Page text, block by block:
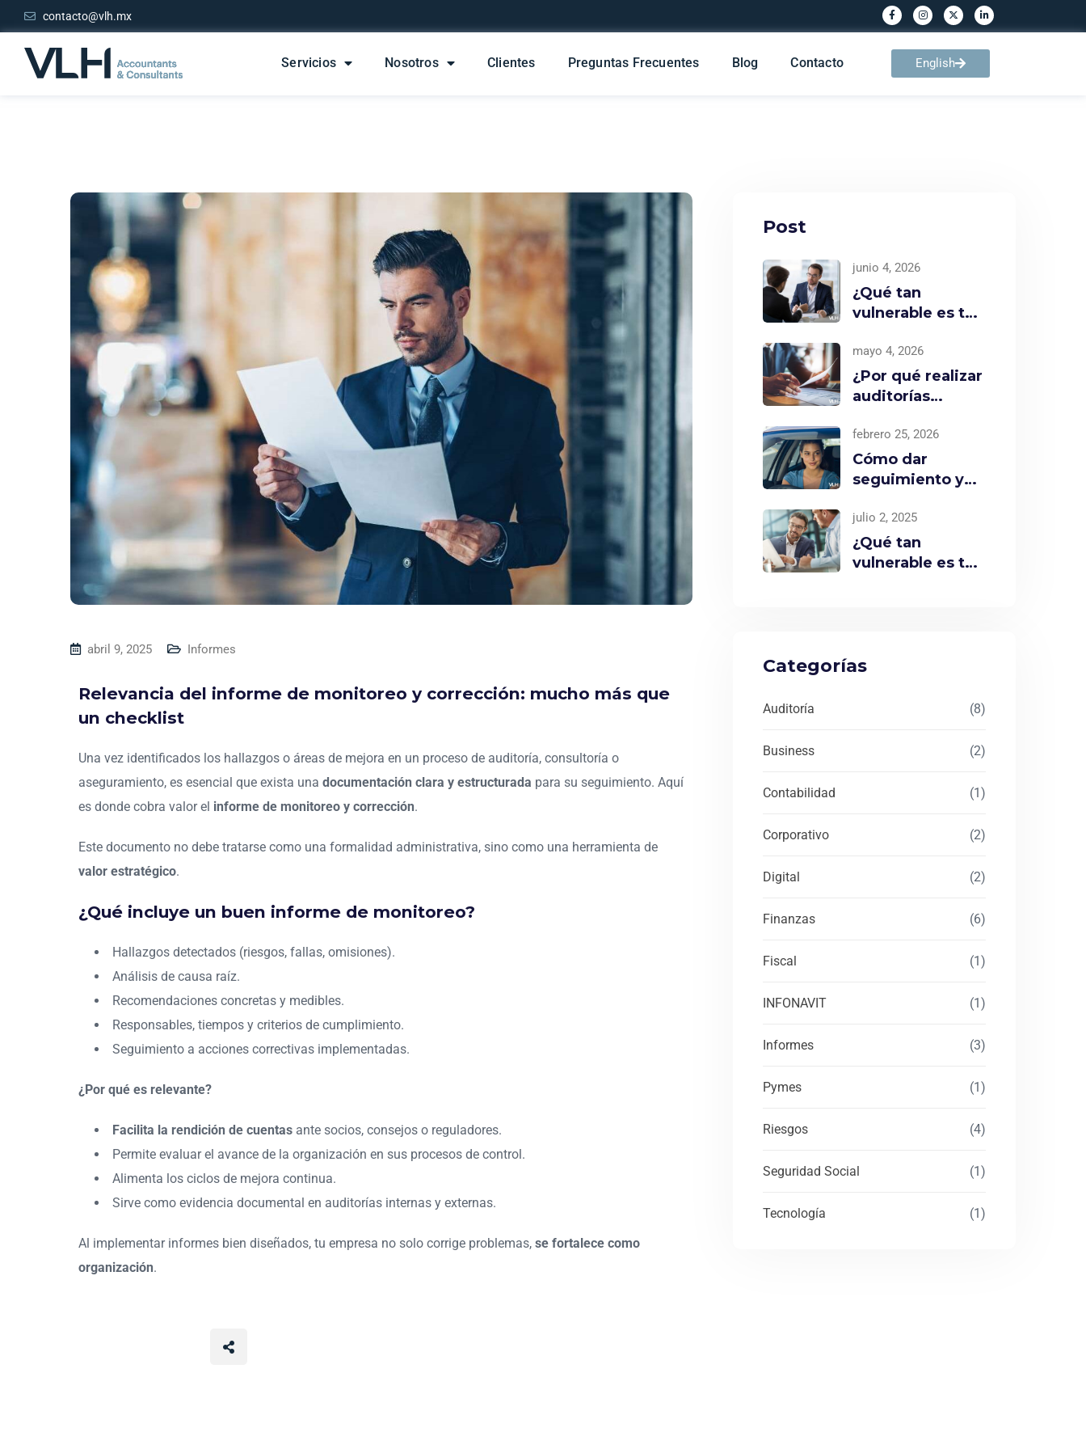
contacto@vlh.mx
Servicios Nosotros Clientes Preguntas Frecuentes Blog Contacto English
abril 9, 2025 Informes
Relevancia del informe de monitoreo y corrección: mucho más que
un checklist
Una vez identificados los hallazgos o áreas de mejora en un proceso de auditoría, consultoría o
aseguramiento, es esencial que exista una documentación clara y estructurada para su seguimiento. Aquí
es donde cobra valor el informe de monitoreo y corrección.
Este documento no debe tratarse como una formalidad administrativa, sino como una herramienta de
valor estratégico.
¿Qué incluye un buen informe de monitoreo?
Hallazgos detectados (riesgos, fallas, omisiones).
Análisis de causa raíz.
Recomendaciones concretas y medibles.
Responsables, tiempos y criterios de cumplimiento.
Seguimiento a acciones correctivas implementadas.
¿Por qué es relevante?
Facilita la rendición de cuentas ante socios, consejos o reguladores.
Permite evaluar el avance de la organización en sus procesos de control.
Alimenta los ciclos de mejora continua.
Sirve como evidencia documental en auditorías internas y externas.
Al implementar informes bien diseñados, tu empresa no solo corrige problemas, se fortalece como
organización.
Post
junio 4, 2026
¿Qué tan
vulnerable es tu
riesgos?
mayo 4, 2026
¿Por qué realizar
auditorías
son obligatorias?
febrero 25, 2026
Cómo dar
seguimiento y
de Acción de
Riesgos
julio 2, 2025
¿Qué tan
vulnerable es tu
Categorías
Auditoría (8)
Business (2)
Contabilidad (1)
Corporativo (2)
Digital (2)
Finanzas (6)
Fiscal (1)
INFONAVIT (1)
Informes (3)
Pymes (1)
Riesgos (4)
Seguridad Social (1)
Tecnología (1)